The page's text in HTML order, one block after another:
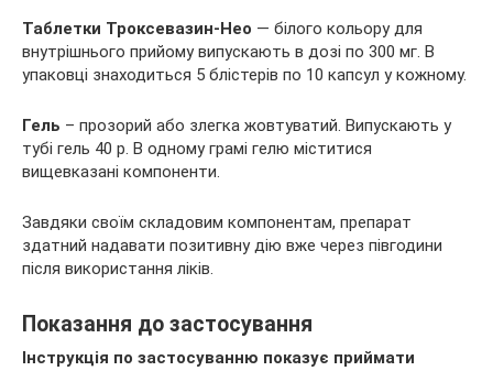
Таблетки Троксевазин-Нео — білого кольору для
внутрішнього прийому випускають в дозі по 300 мг. В
упаковці знаходиться 5 блістерів по 10 капсул у кожному.
Гель – прозорий або злегка жовтуватий. Випускають у
тубі гель 40 р. В одному грамі гелю міститися
вищевказані компоненти.
Завдяки своїм складовим компонентам, препарат
здатний надавати позитивну дію вже через півгодини
після використання ліків.
Показання до застосування
Інструкція по застосуванню показує приймати